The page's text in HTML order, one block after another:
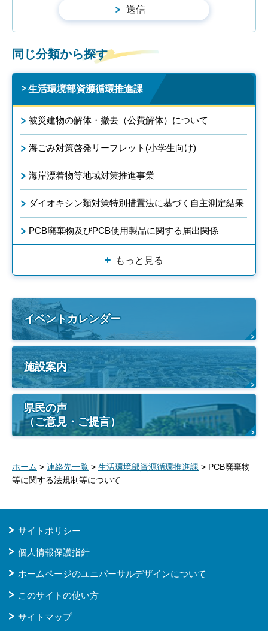
同じ分類から探す
生活環境部資源循環推進課
被災建物の解体・撤去（公費解体）について
海ごみ対策啓発リーフレット(小学生向け)
海岸漂着物等地域対策推進事業
ダイオキシン類対策特別措置法に基づく自主測定結果
PCB廃棄物及びPCB使用製品に関する届出関係
もっと見る
イベントカレンダー
施設案内
県民の声
（ご意見・ご提言）
ホーム > 連絡先一覧 > 生活環境部資源循環推進課 > PCB廃棄物
等に関する法規制等について
サイトポリシー
個人情報保護指針
ホームページのユニバーサルデザインについて
このサイトの使い方
サイトマップ